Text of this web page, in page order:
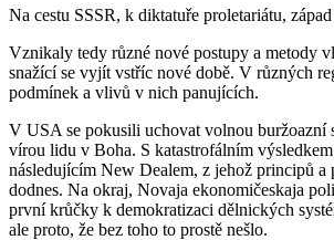
Na cestu SSSR, k diktatuře proletariátu,
Vznikaly tedy různé nové postupy a metody
snažící se vyjít vstříc nové době. V různých
podmínek a vlivů v nich panujících.
V USA se pokusili uchovat volnou buržoazní
vírou lidu v Boha. S katastrofálním
následujícím New Dealem, z jehož principů a
dodnes. Na okraj, Novaja ekonomičeskaja
první krůčky k demokratizaci dělnických
ale proto, že bez toho to prostě nešlo.